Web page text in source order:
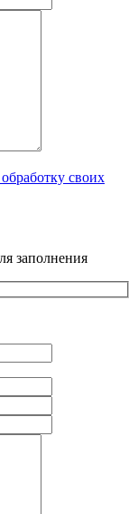
своих
заполнения